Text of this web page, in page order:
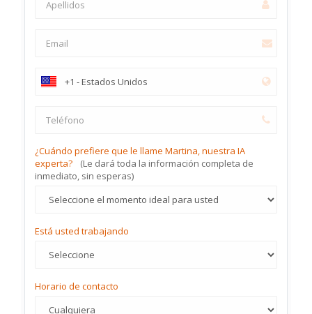
¿Cuándo prefiere que le llame Martina, nuestra IA
experta?
(Le dará toda la información completa de
inmediato, sin esperas)
Está usted trabajando
Horario de contacto